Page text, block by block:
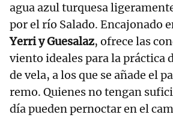
agua azul turquesa
por el río Salado. Encajonado
Yerri y Guesalaz, ofrece las
viento ideales para la práctica
de vela, a los que se añade el
remo. Quienes no tengan
día pueden pernoctar en el